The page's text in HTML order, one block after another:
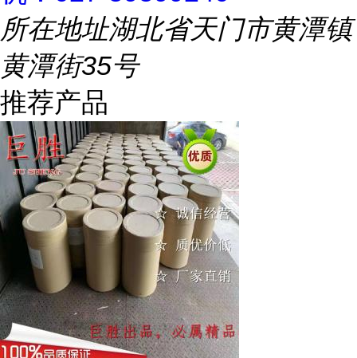
所在地址湖北省天门市黄潭镇
黄潭街35号
推荐产品